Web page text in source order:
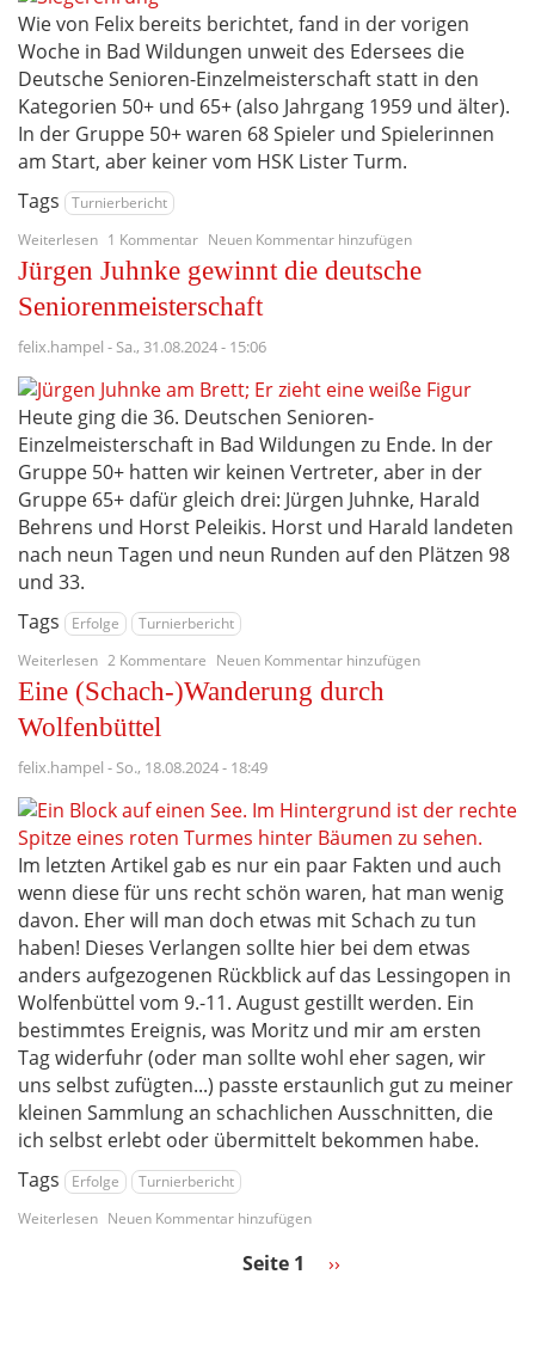
Wie von Felix bereits berichtet, fand in der vorigen
Woche in Bad Wildungen unweit des Edersees die
Deutsche Senioren-Einzelmeisterschaft statt in den
Kategorien 50+ und 65+ (also Jahrgang 1959 und älter).
In der Gruppe 50+ waren 68 Spieler und Spielerinnen
am Start, aber keiner vom HSK Lister Turm.
Tags
Turnierbericht
Weiterlesen über
Bericht
Deutsche
Senioren-
Einzelmeisterschaft
2024
1 Kommentar Neuen Kommentar hinzufügen
Jürgen Juhnke gewinnt die deutsche
Seniorenmeisterschaft
felix.hampel - Sa., 31.08.2024 - 15:06
Heute ging die 36. Deutschen Senioren-
Einzelmeisterschaft in Bad Wildungen zu Ende. In der
Gruppe 50+ hatten wir keinen Vertreter, aber in der
Gruppe 65+ dafür gleich drei: Jürgen Juhnke, Harald
Behrens und Horst Peleikis. Horst und Harald landeten
nach neun Tagen und neun Runden auf den Plätzen 98
und 33.
Tags
Erfolge
Turnierbericht
Weiterlesen über
Jürgen
Juhnke
gewinnt
die
deutsche
2 Kommentare Neuen Kommentar hinzufügen
Eine (Schach-)Wanderung durch
Wolfenbüttel
felix.hampel - So., 18.08.2024 - 18:49
Im letzten Artikel gab es nur ein paar Fakten und auch
wenn diese für uns recht schön waren, hat man wenig
davon. Eher will man doch etwas mit Schach zu tun
haben! Dieses Verlangen sollte hier bei dem etwas
anders aufgezogenen Rückblick auf das Lessingopen in
Wolfenbüttel vom 9.-11. August gestillt werden. Ein
bestimmtes Ereignis, was Moritz und mir am ersten
Tag widerfuhr (oder man sollte wohl eher sagen, wir
uns selbst zufügten...) passte erstaunlich gut zu meiner
kleinen Sammlung an schachlichen Ausschnitten, die
ich selbst erlebt oder übermittelt bekommen habe.
Tags
Erfolge
Turnierbericht
Weiterlesen über
Neuen Kommentar hinzufügen
Seite 1
Nächste
››